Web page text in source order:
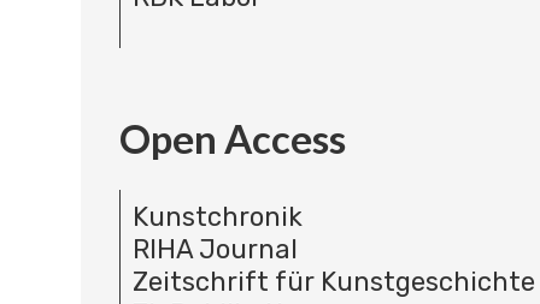
Open Access
Kunstchronik
RIHA Journal
Zeitschrift für Kunstgeschichte